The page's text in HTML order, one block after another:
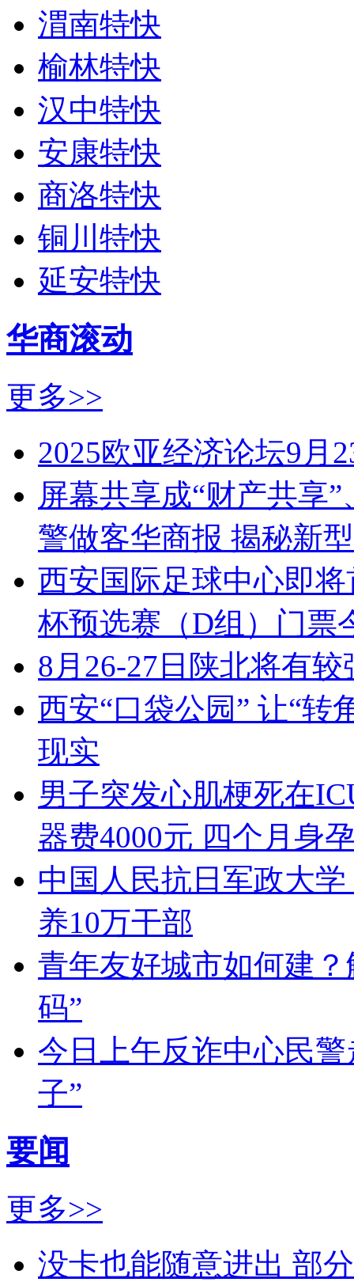
渭南特快
榆林特快
汉中特快
安康特快
商洛特快
铜川特快
延安特快
华商滚动
更多>>
2025欧亚经济论坛9月
屏幕共享成“财产共
警做客华商报 揭秘新
西安国际足球中心即
杯预选赛（D组）门票
8月26-27日陕北将有
西安“口袋公园” 让“转
现实
男子突发心肌梗死在
器费4000元 四个月身
中国人民抗日军政大
养10万干部
青年友好城市如何建
码”
今日上午反诈中心民
子”
要闻
更多>>
没卡也能随意进出 部